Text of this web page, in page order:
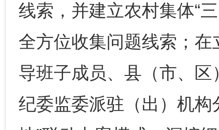
线索，并建立农村集体“
全方位收集问题线索；
导班子成员、县（市、
纪委监委派驻（出）机构